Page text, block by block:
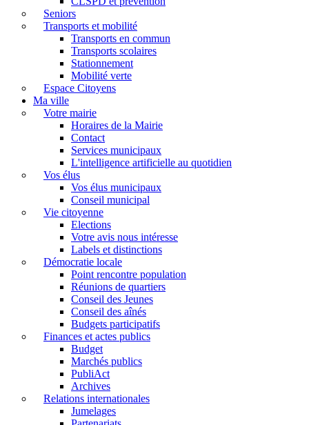
Seniors
Transports et mobilité
Transports en commun
Transports scolaires
Stationnement
Mobilité verte
Espace Citoyens
Ma ville
Votre mairie
Horaires de la Mairie
Contact
Services municipaux
L'intelligence artificielle au quotidien
Vos élus
Vos élus municipaux
Conseil municipal
Vie citoyenne
Elections
Votre avis nous intéresse
Labels et distinctions
Démocratie locale
Point rencontre population
Réunions de quartiers
Conseil des Jeunes
Conseil des aînés
Budgets participatifs
Finances et actes publics
Budget
Marchés publics
PubliAct
Archives
Relations internationales
Jumelages